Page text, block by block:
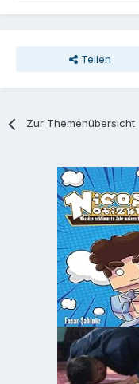
Teilen
Zur Themenübersicht